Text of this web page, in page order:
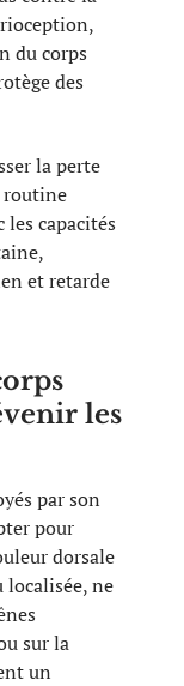
du corps
des
la perte
routine
les capacités
et retarde
les
par son
pour
dorsale
localisée, ne
sur la
un